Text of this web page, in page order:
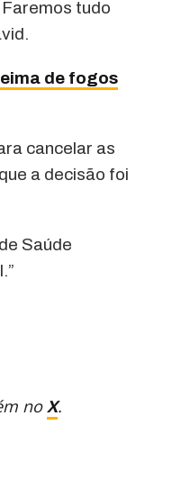
tudo
de fogos
cancelar as
a decisão foi
Saúde
noX.